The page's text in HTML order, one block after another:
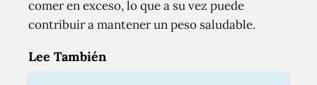
comer en exceso, lo que a su vez puede
contribuir a mantener un peso saludable.
Lee También